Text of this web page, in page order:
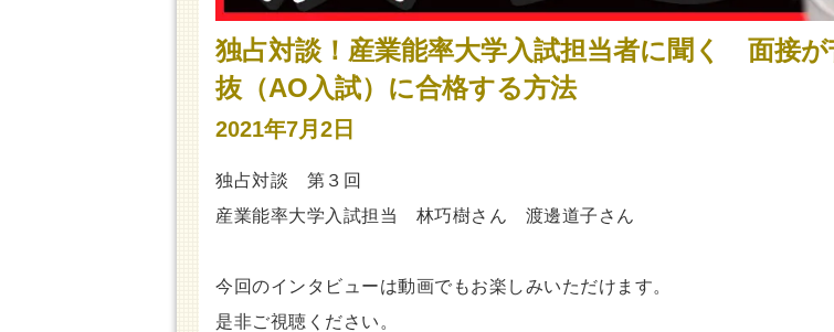
独占対談！産業能率大学入試担当者に聞く 面接
抜（AO入試）に合格する方法
2021年7月2日
独占対談 第３回
産業能率大学入試担当 林巧樹さん 渡邊道子さん
今回のインタビューは動画でもお楽しみいただけます。
是非ご視聴ください。